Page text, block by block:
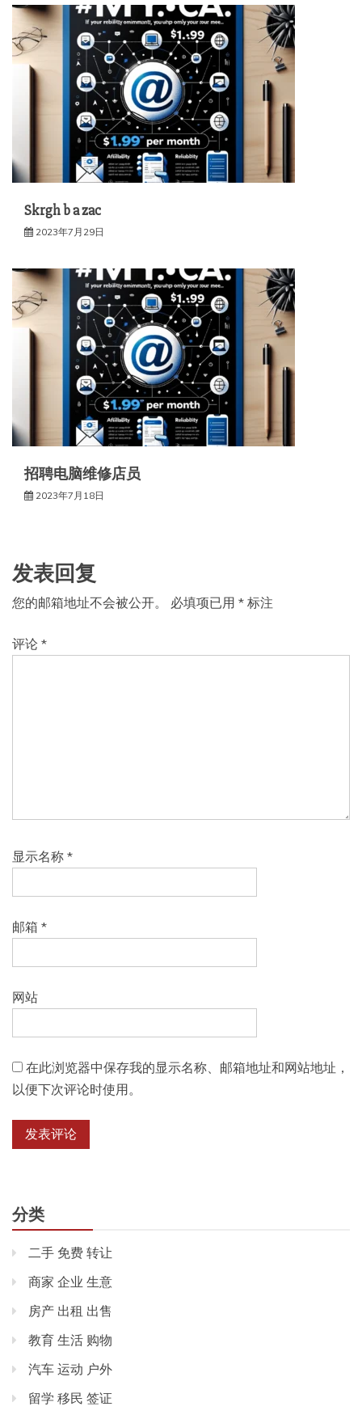
Skrgh b a zac
2023年7月29日
招聘电脑维修店员
2023年7月18日
发表回复
您的邮箱地址不会被公开。 必填项已用 * 标注
评论 *
显示名称 *
邮箱 *
网站
在此浏览器中保存我的显示名称、邮箱地址和网站地址，
以便下次评论时使用。
分类
二手 免费 转让
商家 企业 生意
房产 出租 出售
教育 生活 购物
汽车 运动 户外
留学 移民 签证